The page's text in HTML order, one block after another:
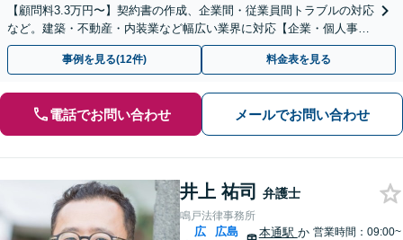
【顧問料3.3万円〜】契約書の作成、企業間・従業員間トラブルの対応
など。建築・不動産・内装業など幅広い業界に対応【企業・個人事業
主の方初回面談無料】
事例を見る(12件) 料金表を見る
電話でお問い合わせ メールでお問い合わせ
井上 祐司 弁護士
鳴戸法律事務所
広
広島
本通駅 か 営業時間：09:00~